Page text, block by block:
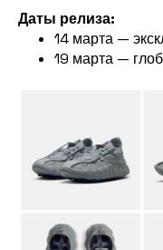
Даты релиза:
14 марта —
19 марта —